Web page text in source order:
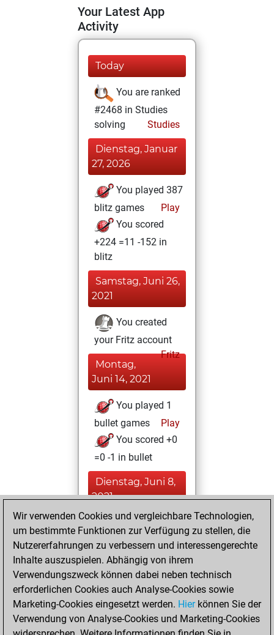
Your Latest App
Activity
Today
You are ranked
#2468 in Studies
solving
Studies
Dienstag, Januar
27, 2026
You played 387
blitz games
Play
You scored
+224 =11 -152 in
blitz
Samstag, Juni 26,
2021
You created
your Fritz account
Fritz
Montag,
Juni 14, 2021
You played 1
bullet games
Play
You scored +0
=0 -1 in bullet
Dienstag, Juni 8,
2021
You created
your Studies account
Studies
Mittwoch,
November 22,
2017
You played 1
Wir verwenden Cookies und vergleichbare Technologien,
um bestimmte Funktionen zur Verfügung zu stellen, die
Nutzererfahrungen zu verbessern und interessengerechte
Inhalte auszuspielen. Abhängig von ihrem
Verwendungszweck können dabei neben technisch
erforderlichen Cookies auch Analyse-Cookies sowie
Marketing-Cookies eingesetzt werden. Hierkönnen Sie der
Verwendung von Analyse-Cookies und Marketing-Cookies